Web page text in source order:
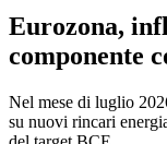
Eurozona,
componente
Nel mese di luglio
su nuovi rincari